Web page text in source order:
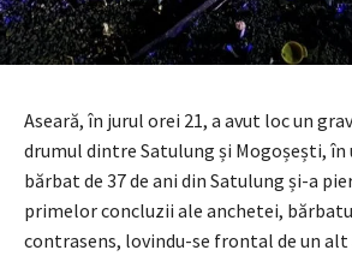
Aseară, în jurul orei 21, a avut loc un
drumul dintre Satulung și Mogoșești, în
bărbat de 37 de ani din Satulung și-a
primelor concluzii ale anchetei,
contrasens, lovindu-se frontal de un